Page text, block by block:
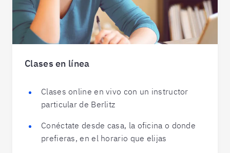
Clases en línea
Clases online en vivo con un instructor
particular de Berlitz
Conéctate desde casa, la oficina o donde
prefieras, en el horario que elijas